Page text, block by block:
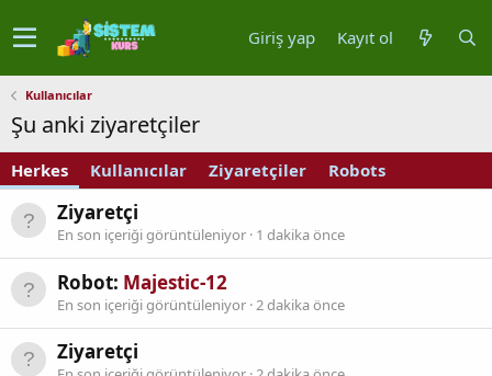
Giriş yap Kayıt ol
Kullanıcılar
Şu anki ziyaretçiler
Herkes Kullanıcılar Ziyaretçiler Robots
Ziyaretçi
En son içeriği görüntüleniyor 1 dakika önce
Robot: Majestic-12
En son içeriği görüntüleniyor 2 dakika önce
Ziyaretçi